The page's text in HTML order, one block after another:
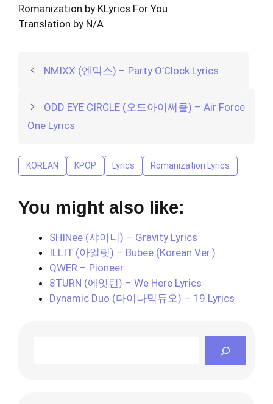
Romanization by KLyrics For You
Translation by N/A
NMIXX (엔믹스) – Party O’Clock Lyrics
ODD EYE CIRCLE (오드아이써클) – Air Force
One Lyrics
KOREAN KPOP Lyrics Romanization Lyrics
You might also like:
SHINee (샤이니) – Gravity Lyrics
ILLIT (아일릿) – Bubee (Korean Ver.)
QWER – Pioneer
8TURN (에잇턴) – We Here Lyrics
Dynamic Duo (다이나믹듀오) – 19 Lyrics